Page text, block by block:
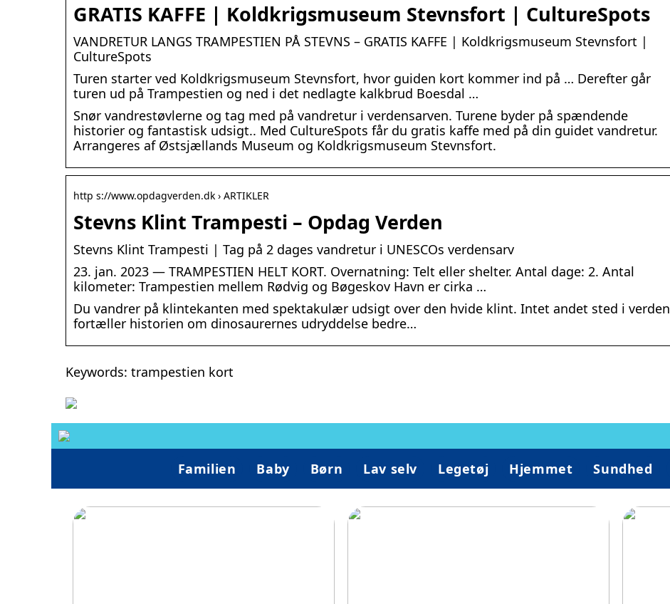
GRATIS KAFFE | Koldkrigsmuseum Stevnsfort | CultureSpots
VANDRETUR LANGS TRAMPESTIEN PÅ STEVNS – GRATIS KAFFE | Koldkrigsmuseum Stevnsfort |
CultureSpots
Turen starter ved Koldkrigsmuseum Stevnsfort, hvor guiden kort kommer ind på … Derefter går
turen ud på Trampestien og ned i det nedlagte kalkbrud Boesdal …
Snør vandrestøvlerne og tag med på vandretur i verdensarven. Turene byder på spændende
historier og fantastisk udsigt.. Med CultureSpots får du gratis kaffe med på din guidet vandretur.
Arrangeres af Østsjællands Museum og Koldkrigsmuseum Stevnsfort.
http s://www.opdagverden.dk › ARTIKLER
Stevns Klint Trampesti – Opdag Verden
Stevns Klint Trampesti | Tag på 2 dages vandretur i UNESCOs verdensarv
23. jan. 2023 — TRAMPESTIEN HELT KORT. Overnatning: Telt eller shelter. Antal dage: 2. Antal
kilometer: Trampestien mellem Rødvig og Bøgeskov Havn er cirka …
Du vandrer på klintekanten med spektakulær udsigt over den hvide klint. Intet andet sted i verden
fortæller historien om dinosaurernes udryddelse bedre…
Keywords: trampestien kort
Familien Baby Børn Lav selv Legetøj Hjemmet Sundhed